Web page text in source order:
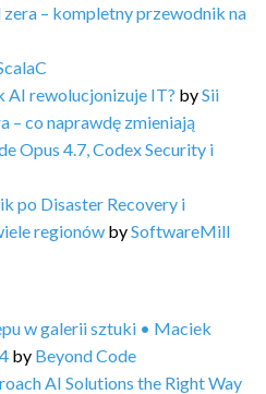
– kompletny przewodnik na
AI rewolucjonizuje IT? bySii
– co naprawdę zmieniają
Opus 4.7, Codex Security i
po Disaster Recovery i
regionów bySoftwareMill
w galerii sztuki • Maciek
by Beyond Code
AI Solutions the Right Way